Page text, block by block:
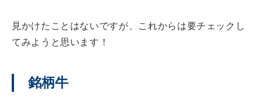
見かけたことはないですが、これからは要チェックし
てみようと思います！
銘柄牛